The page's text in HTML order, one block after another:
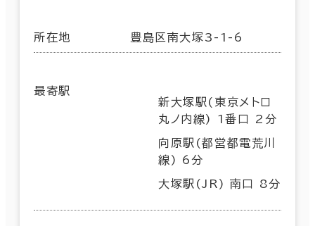
所在地 豊島区南大塚3-1-6
最寄駅
新大塚駅(東京メトロ
丸ノ内線) 1番口 2分
向原駅(都営都電荒川
線) 6分
大塚駅(JR) 南口 8分